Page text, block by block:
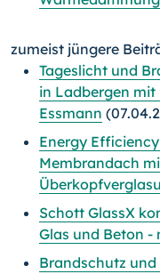
zumeist jüngere
Tageslicht und
in Ladbergen mit
Essmann
Energy
Membrandach
Schott GlassX
Glas und Beton -
Brandschutz